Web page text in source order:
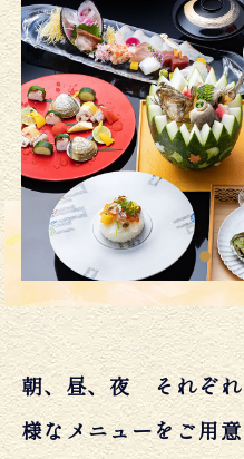
朝、昼、夜 それぞ
様なメニューをご用